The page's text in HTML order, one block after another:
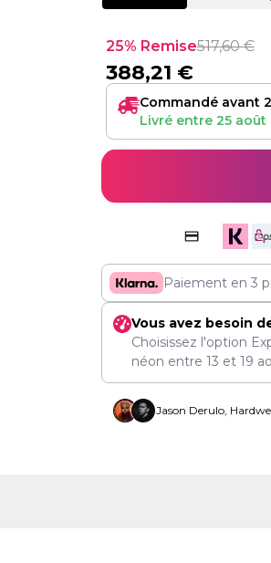
25% Remise517,60€
388,21 €
Commandé avant
Livré entre 25 août
Paiement en 3
Vous avez besoin
Choisissez l'option
néon entre 13 et 19
Jason Derulo,